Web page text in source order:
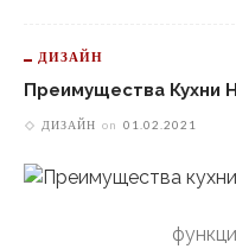
ДИЗАЙН
Преимущества Кухни
ДИЗАЙН on 01.02.2021